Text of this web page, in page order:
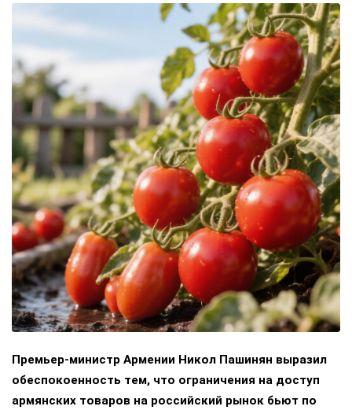
Премьер-министр Армении Никол Пашинян выразил
обеспокоенность тем, что ограничения на доступ
армянских товаров на российский рынок бьют по